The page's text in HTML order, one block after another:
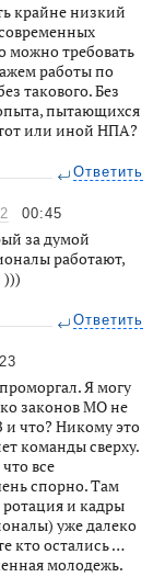
крайне низкий
можно требовать
работы по
такового. Без
пытающихся
или иной НПА?
Ответить
00:45
за думой
работают,
)))
Ответить
Я могу
законов МО не
что? Никому это
команды сверху.
все
спорно. Там
и кадры
уже далеко
кто остались …
молодежь.